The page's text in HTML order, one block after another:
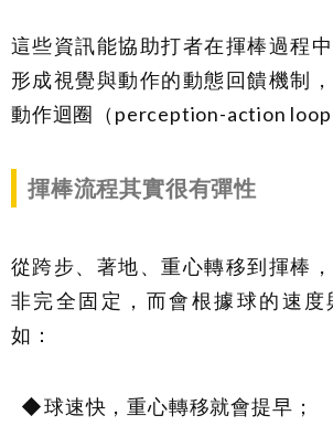
這些資訊能協助打者在揮棒過程
形成視覺與動作的動態回饋機制
動作迴圈（perception-action loop
揮棒流程其實很有彈性
從跨步、著地、重心轉移到揮棒
非完全固定，而會根據球的速度
如：
球速快，重心轉移就會提早；